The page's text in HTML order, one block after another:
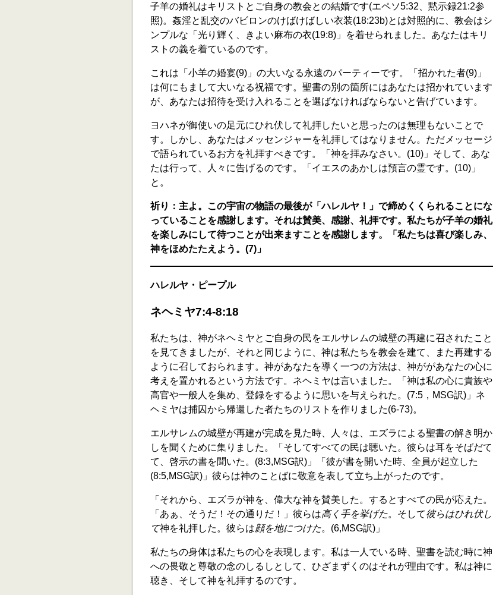
子羊の婚礼はキリストとご自身の教会との結婚です(エペソ5:32、黙示録21:2参
照)。姦淫と乱交のバビロンのけばけばしい衣装(18:23b)とは対照的に、教会はシ
ンプルな「光り輝く、きよい麻布の衣(19:8)」を着せられました。あなたはキリ
ストの義を着ているのです。
これは「小羊の婚宴(9)」の大いなる永遠のパーティーです。「招かれた者(9)」
は何にもまして大いなる祝福です。聖書の別の箇所にはあなたは招かれています
が、あなたは招待を受け入れることを選ばなければならないと告げています。
ヨハネが御使いの足元にひれ伏して礼拝したいと思ったのは無理もないことで
す。しかし、あなたはメッセンジャーを礼拝してはなりません。ただメッセージ
で語られているお方を礼拝すべきです。「神を拝みなさい。(10)」そして、あな
たは行って、人々に告げるのです。「イエスのあかしは預言の霊です。(10)」
と。
祈り：主よ。この宇宙の物語の最後が「ハレルヤ！」で締めくくられることにな
っていることを感謝します。それは賛美、感謝、礼拝です。私たちが子羊の婚礼
を楽しみにして待つことが出来ますことを感謝します。「私たちは喜び楽しみ、
神をほめたたえよう。(7)」
ハレルヤ・ピープル
ネヘミヤ7:4-8:18
私たちは、神がネヘミヤとご自身の民をエルサレムの城壁の再建に召されたこと
を見てきましたが、それと同じように、神は私たちを教会を建て、また再建する
ように召しておられます。神があなたを導く一つの方法は、神ががあなたの心に
考えを置かれるという方法です。ネヘミヤは言いました。「神は私の心に貴族や
高官や一般人を集め、登録をするように思いを与えられた。(7:5，MSG訳)」ネ
ヘミヤは捕囚から帰還した者たちのリストを作りました(6-73)。
エルサレムの城壁が再建が完成を見た時、人々は、エズラによる聖書の解き明か
しを聞くために集りました。「そしてすべての民は聴いた。彼らは耳をそばだて
て、啓示の書を聞いた。(8:3,MSG訳)」「彼が書を開いた時、全員が起立した
(8:5,MSG訳)」彼らは神のことばに敬意を表して立ち上がったのです。
「それから、エズラが神を、偉大な神を賛美した。するとすべての民が応えた。
「あぁ、そうだ！その通りだ！」彼らは高く手を挙げた。そして彼らはひれ伏し
て神を礼拝した。彼らは顔を地につけた。(6,MSG訳)」
私たちの身体は私たちの心を表現します。私は一人でいる時、聖書を読む時に神
への畏敬と尊敬の念のしるしとして、ひざまずくのはそれが理由です。私は神に
聴き、そして神を礼拝するのです。